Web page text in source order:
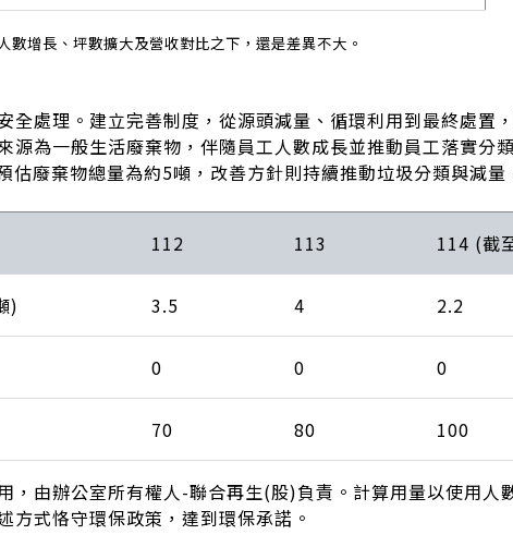
增長、坪數擴大及營收對比之下，還是差異不大。
全處理。建立完善制度，從源頭減量、循環利用到最終處置
源為一般生活廢棄物，伴隨員工人數成長並推動員工落實分
廢棄物總量為約5噸，改善方針則持續推動垃圾分類與減
112 113 114 (截
) 3.5 4 2.2
0 0 0
70 80 100
，由辦公室所有權人-聯合再生(股)負責。計算用量以使用人
方式恪守環保政策，達到環保承諾。